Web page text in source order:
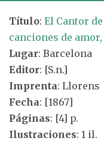
Título: El Cantor
canciones de
Lugar: Barcelona
Editor: [S.n.]
Imprenta: Llorens
Fecha: [1867]
Páginas: [4] p.
Ilustraciones: 1 il.